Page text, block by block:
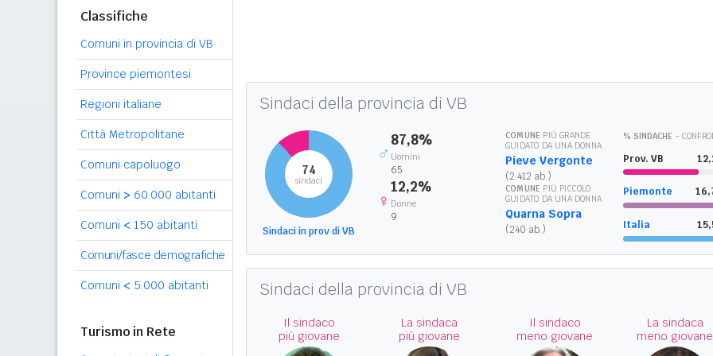
Classifiche
Comuni in provincia di VB
Province piemontesi
Regioni italiane
Città Metropolitane
Comuni capoluogo
Comuni > 60.000 abitanti
Comuni < 150 abitanti
Comuni/fasce demografiche
Comuni < 5.000 abitanti
Turismo in Rete
Sindaci della provincia di VB
74
sindaci
Sindaci in prov di VB
♂
87,8%
Uomini
65
♀
12,2%
Donne
9
COMUNE PIÙ GRANDE
GUIDATO DA UNA DONNA
Pieve Vergonte
(2.412 ab.)
COMUNE PIÙ PICCOLO
GUIDATO DA UNA DONNA
Quarna Sopra
(240 ab.)
% SINDACHE -
Prov. VB
Piemonte
Italia
Sindaci della provincia di VB
Il sindaco
più giovane
La sindaca
più giovane
Il sindaco
meno giovane
La sindaca
meno giovane